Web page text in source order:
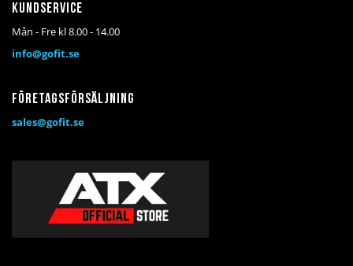
Kundservice
Mån - Fre kl 8.00 - 14.00
info@gofit.se
Företagsförsäljning
sales@gofit.se